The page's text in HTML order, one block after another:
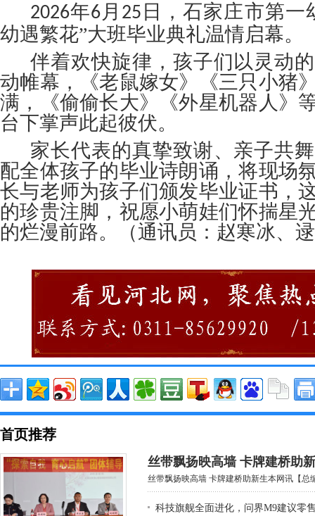
2026年6 月 25 日，石家庄市第一
幼遇繁花”大班毕业典礼温情启幕。
伴着欢快旋律，孩子们以灵动
动帷幕，《老鼠嫁女》《三只小猪
满，《偷偷长大》《外星机器人》
台下掌声此起彼伏。
家长代表的真挚致谢、亲子共
配全体孩子的毕业诗朗诵，将现场
长与老师为孩子们颁发毕业证书，
的珍贵注脚，祝愿小萌娃们怀揣星
的烂漫前路。（通讯员：赵寒冰、
首页推荐
丝带飘扬映高墙 卡牌建桥助
丝带飘扬映高墙 卡牌建桥助新生本网讯【总
科技旗舰全面进化，问界M9建议零